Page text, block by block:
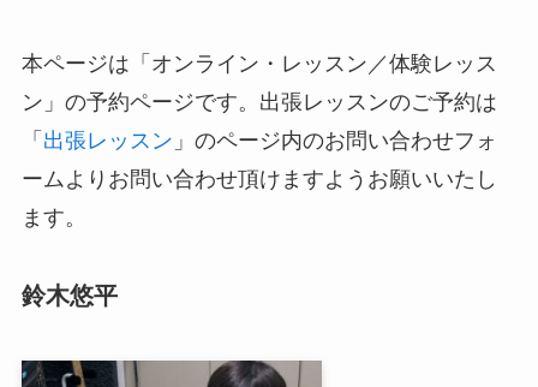
本ページは「オンライン・レッスン／体験レッス
ン」の予約ページです。出張レッスンのご予約は
「 出張レッスン 」のページ内のお問い合わせフォ
ームよりお問い合わせ頂けますようお願いいたし
ます。
鈴木悠平